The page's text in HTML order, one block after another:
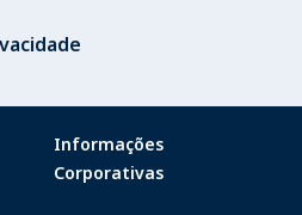
Informações
Corporativas